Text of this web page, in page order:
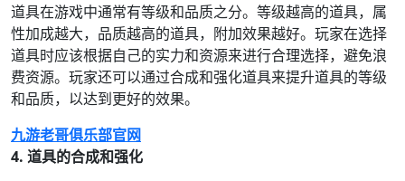
道具在游戏中通常有等级和品质之分。等级越高的道具，属
性加成越大，品质越高的道具，附加效果越好。玩家在选择
道具时应该根据自己的实力和资源来进行合理选择，避免浪
费资源。玩家还可以通过合成和强化道具来提升道具的等级
和品质，以达到更好的效果。
九游老哥俱乐部官网
4. 道具的合成和强化